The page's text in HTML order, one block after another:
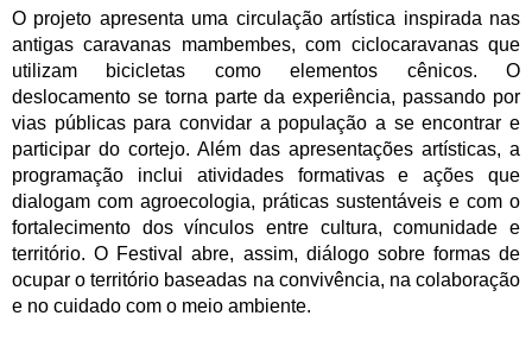
O projeto apresenta uma circulação artística inspirada nas
antigas caravanas mambembes, com ciclocaravanas que
utilizam bicicletas como elementos cênicos. O
deslocamento se torna parte da experiência, passando por
vias públicas para convidar a população a se encontrar e
participar do cortejo. Além das apresentações artísticas, a
programação inclui atividades formativas e ações que
dialogam com agroecologia, práticas sustentáveis e com o
fortalecimento dos vínculos entre cultura, comunidade e
território. O Festival abre, assim, diálogo sobre formas de
ocupar o território baseadas na convivência, na colaboração
e no cuidado com o meio ambiente.